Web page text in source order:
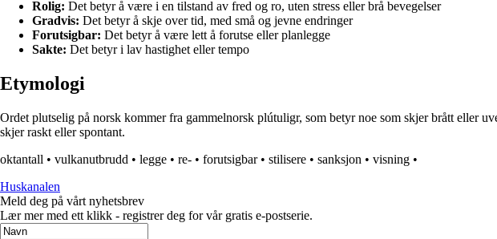
Rolig: Det betyr å være i en tilstand av fred og ro, uten stress eller brå bevegelser
Gradvis: Det betyr å skje over tid, med små og jevne endringer
Forutsigbar: Det betyr å være lett å forutse eller planlegge
Sakte: Det betyr i lav hastighet eller tempo
Etymologi
Ordet plutselig på norsk kommer fra gammelnorsk plútuligr, som betyr noe som skjer brått eller
skjer raskt eller spontant.
oktantall • vulkanutbrudd • legge • re- • forutsigbar• stilisere • sanksjon • visning •
Huskanalen
Meld deg på vårt nyhetsbrev
Lær mer med ett klikk - registrer deg for vår gratis e-postserie.